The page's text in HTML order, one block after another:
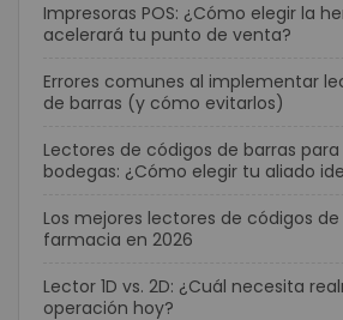
Impresoras POS: ¿Cómo elegir la
acelerará tu punto de venta?
Errores comunes al implementar
de barras (y cómo evitarlos)
Lectores de códigos de barras
bodegas: ¿Cómo elegir tu aliado
Los mejores lectores de códigos
farmacia en 2026
Lector 1D vs. 2D: ¿Cuál necesita
operación hoy?